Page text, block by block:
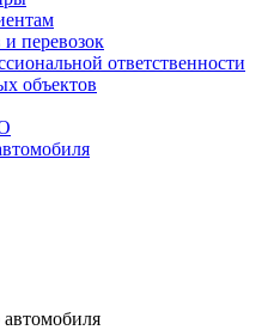
и перевозок
ответственности
объектов